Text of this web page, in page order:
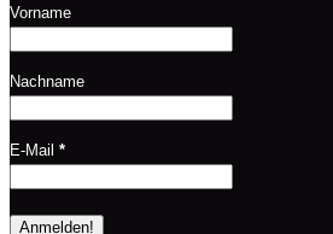
Vorname
Nachname
E-Mail *